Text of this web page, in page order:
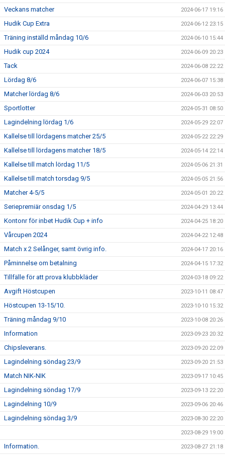
Veckans matcher 2024-06-17 19:16
Hudik Cup Extra 2024-06-12 23:15
Träning inställd måndag 10/6 2024-06-10 15:44
Hudik cup 2024 2024-06-09 20:23
Tack 2024-06-08 22:22
Lördag 8/6 2024-06-07 15:38
Matcher lördag 8/6 2024-06-03 20:53
Sportlotter 2024-05-31 08:50
Lagindelning lördag 1/6 2024-05-29 22:07
Kallelse till lördagens matcher 25/5 2024-05-22 22:29
Kallelse till lördagens matcher 18/5 2024-05-14 22:14
Kallelse till match lördag 11/5 2024-05-06 21:31
Kallelse till match torsdag 9/5 2024-05-05 21:56
Matcher 4-5/5 2024-05-01 20:22
Seriepremiär onsdag 1/5 2024-04-29 13:44
Kontonr för inbet Hudik Cup + info 2024-04-25 18:20
Vårcupen 2024 2024-04-22 12:48
Match x 2 Selånger, samt övrig info. 2024-04-17 20:16
Påminnelse om betalning 2024-04-15 17:32
Tillfälle för att prova klubbkläder 2024-03-18 09:22
Avgift Höstcupen 2023-10-11 08:47
Höstcupen 13-15/10. 2023-10-10 15:32
Träning måndag 9/10 2023-10-08 20:26
Information 2023-09-23 20:32
Chipsleverans. 2023-09-20 22:09
Lagindelning söndag 23/9 2023-09-20 21:53
Match NIK-NIK 2023-09-17 10:45
Lagindelning söndag 17/9 2023-09-13 22:20
Lagindelning 10/9 2023-09-06 20:46
Lagindelning söndag 3/9 2023-08-30 22:20
2023-08-29 19:00
Information. 2023-08-27 21:18